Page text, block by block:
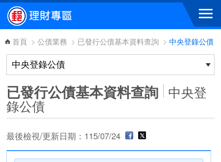
跳到主要內容區塊
首頁 > 公債業務 > 已發行公債基本資料查詢 > 中央登錄公債
已發行公債基本資料查詢 中央登
錄公債
最後檢視/更新日期：115/07/24